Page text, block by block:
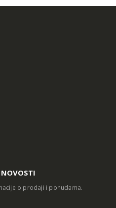
NOVOSTI
o prodaji i ponudama.